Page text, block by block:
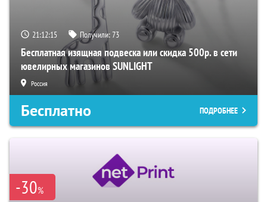
21:12:14 Получили:73
Бесплатная изящная подвеска или скидка 500р. в сети
ювелирных магазинов SUNLIGHT
Россия
Бесплатно ПОДРОБНЕЕ
-30%